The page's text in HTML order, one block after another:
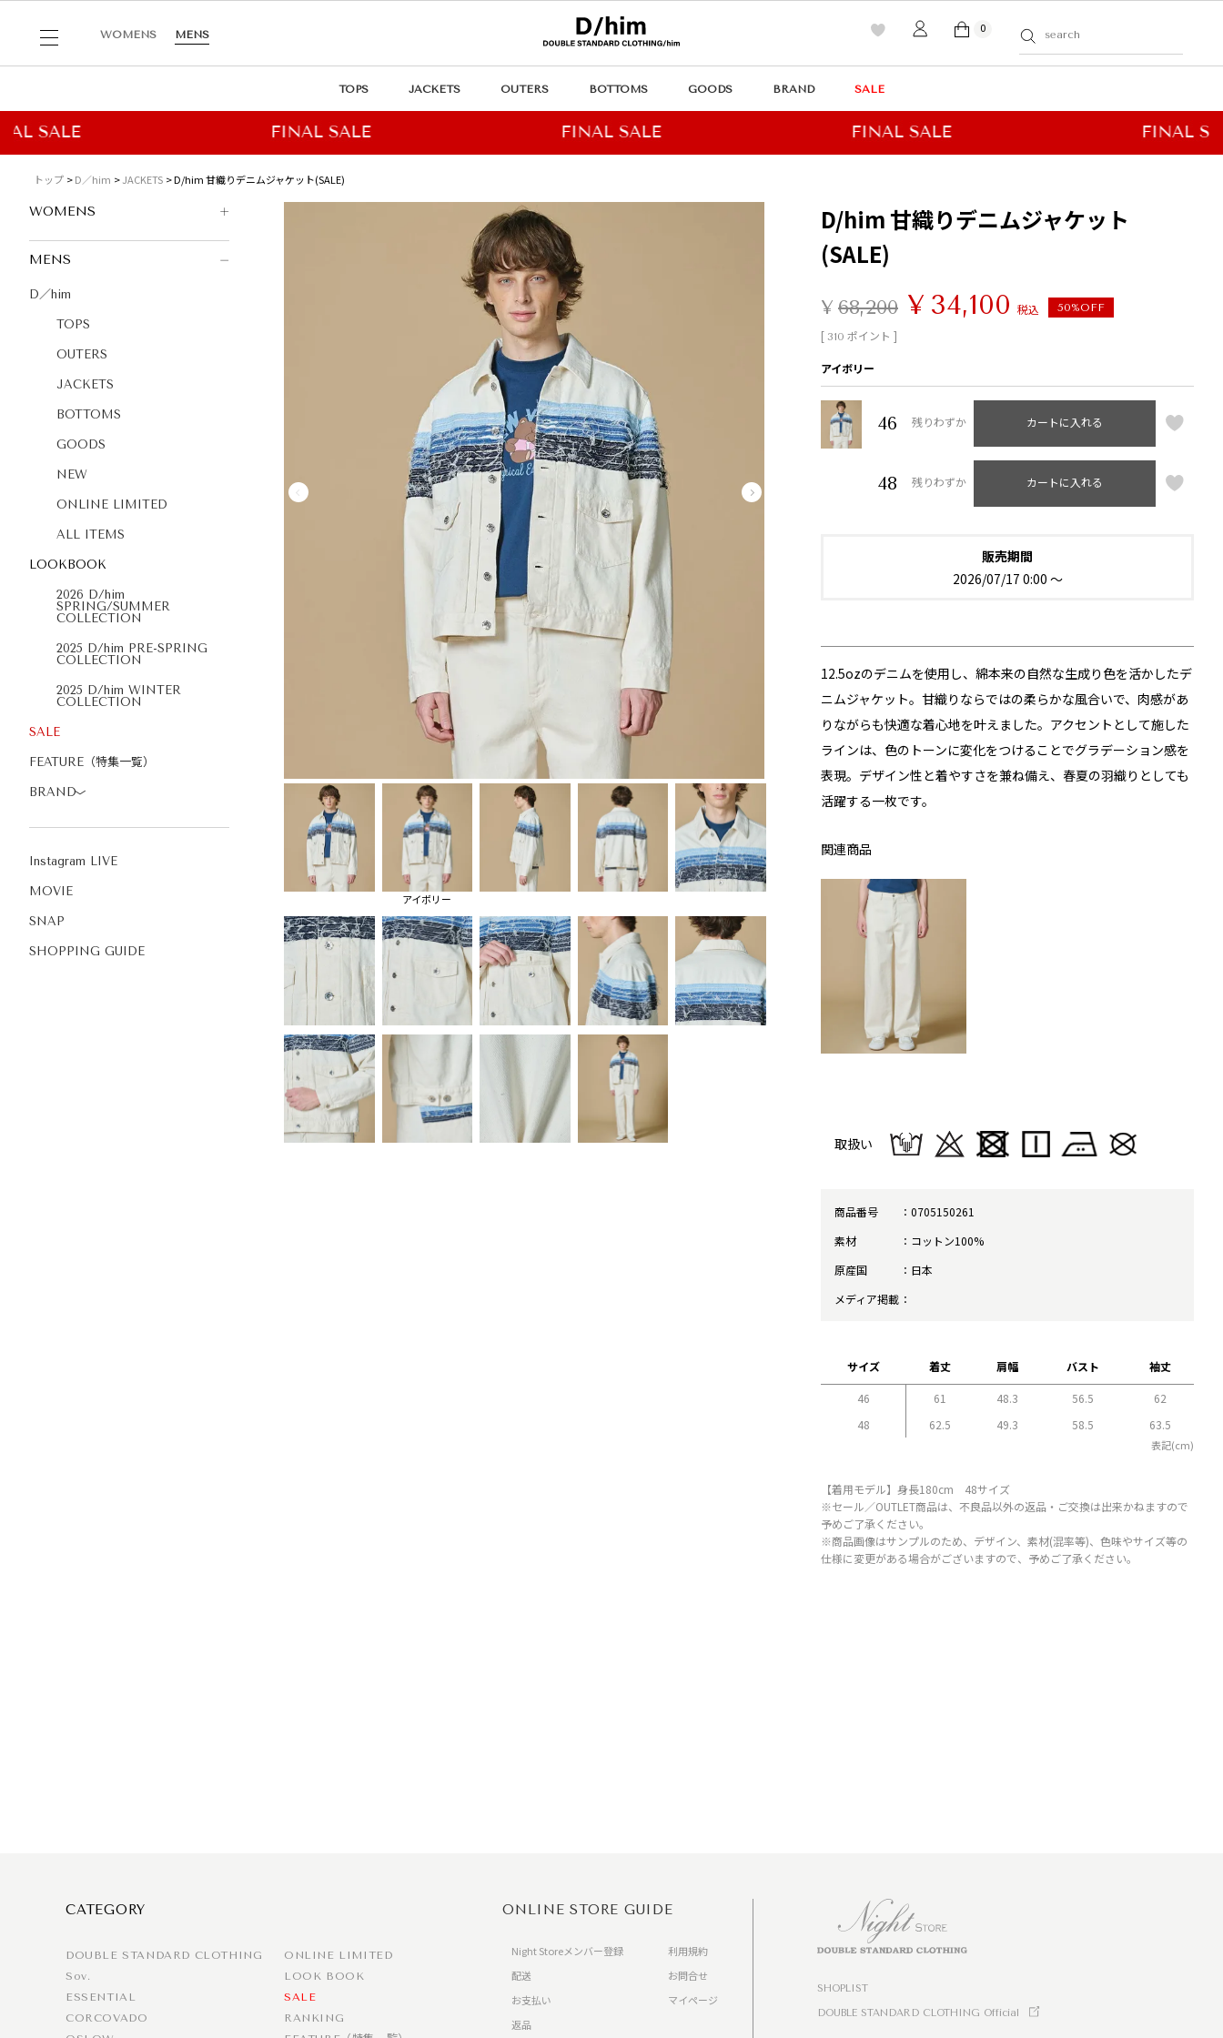
WOMENS MENS
0
TOPS JACKETS OUTERS BOTTOMS GOODS BRAND SALE
トップ D／him JACKETS D/him 甘織りデニムジャケット(SALE)
WOMENS
MENS
D／him
TOPS
OUTERS
JACKETS
BOTTOMS
GOODS
NEW
ONLINE LIMITED
ALL ITEMS
LOOKBOOK
2026 D/him
SPRING/SUMMER
COLLECTION
2025 D/him PRE-SPRING
COLLECTION
2025 D/him WINTER
COLLECTION
SALE
FEATURE（特集一覧）
BRAND〉
Instagram LIVE
MOVIE
SNAP
SHOPPING GUIDE
アイボリー
D/him 甘織りデニムジャケット
(SALE)
¥ 68,200 ¥ 34,100 税込 50%OFF
[ 310 ポイント ]
アイボリー
46 残りわずか カートに入れる
48 残りわずか カートに入れる
販売期間
2026/07/17 0:00 〜
12.5ozのデニムを使用し、綿本来の自然な生成り色を活かしたデ
ニムジャケット。甘織りならではの柔らかな風合いで、肉感があ
りながらも快適な着心地を叶えました。アクセントとして施した
ラインは、色のトーンに変化をつけることでグラデーション感を
表現。デザイン性と着やすさを兼ね備え、春夏の羽織りとしても
活躍する一枚です。
関連商品
取扱い
商品番号
0705150261
素材
コットン100%
原産国
日本
メディア掲載
サイズ 着丈 肩幅 バスト 袖丈
46 61 48.3 56.5
62
48
62.5 49.3 58.5 63.5
表記(cm)
【着用モデル】身長180cm 48サイズ
※セール／OUTLET商品は、不良品以外の返品・ご交換は出来かねますので
予めご了承ください。
※商品画像はサンプルのため、デザイン、素材(混率等)、色味やサイズ等の
仕様に変更がある場合がございますので、予めご了承ください。
CATEGORY
DOUBLE STANDARD CLOTHING
Sov.
ESSENTIAL
CORCOVADO
ONLINE LIMITED
LOOK BOOK
SALE
RANKING
ONLINE STORE GUIDE
Night Storeメンバー登録
配送
お支払い
返品
利用規約
お問合せ
マイページ
SHOPLIST
DOUBLE STANDARD CLOTHING Official